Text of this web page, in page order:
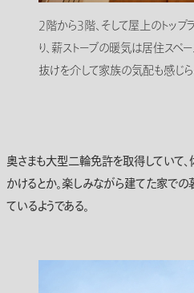
2階から3階、そして屋上のトップ
り、薪ストーブの暖気は居住スペ
抜けを介して家族の気配も感じら
奥さまも大型二輪免許を取得していて
かけるとか。楽しみながら建てた家での
ているようである。